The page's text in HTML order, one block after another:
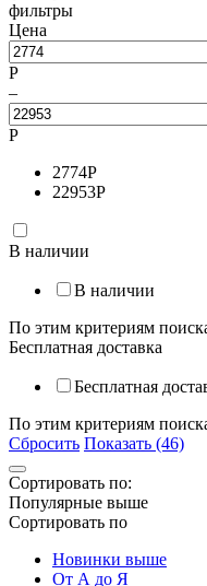
фильтры
Цена
Р
–
Р
2774Р
22953Р
В наличии
В наличии
По этим критериям
Бесплатная доставка
Бесплатная
По этим критериям
Сбросить Показать (46)
Сортировать по:
Популярные выше
Сортировать по
Новинки выше
От А до Я